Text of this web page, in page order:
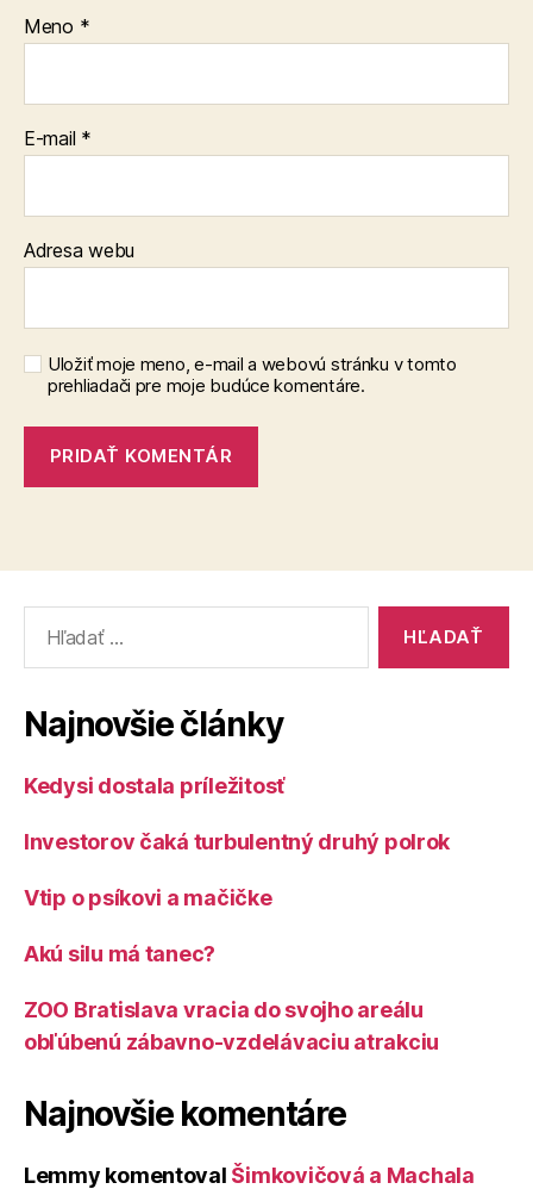
Meno *
E-mail *
Adresa webu
Uložiť moje meno, e-mail a webovú stránku v tomto
prehliadači pre moje budúce komentáre.
Najnovšie články
Kedysi dostala príležitosť
Investorov čaká turbulentný druhý polrok
Vtip o psíkovi a mačičke
Akú silu má tanec?
ZOO Bratislava vracia do svojho areálu
obľúbenú zábavno-vzdelávaciu atrakciu
Najnovšie komentáre
Lemmy komentoval Šimkovičová a Machala